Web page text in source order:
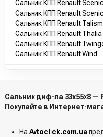
Сальник КПП Renault Scenic
Сальник КПП Renault Scenic
Сальник КПП Renault
Сальник КПП Renault
Сальник КПП Renault
Сальник КПП Renault Wind
Сальник диф-ла 33х55х8 —
Покупайте в Интернет-
На Avtoclick.com.ua